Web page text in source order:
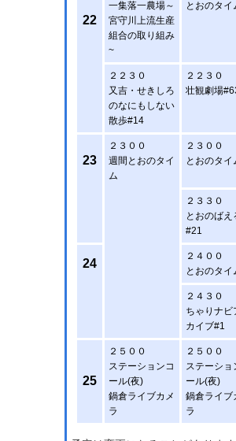
22
一集落一農場～
宮守川上流生産
組合の取り組み
~
とおのタイ
２２３０
又吉・せきしろ
のなにもしない
散歩#14
２２３０
壮観劇場
23
２３００
週間とおのタイ
ム
２３００
とおのタイ
２３３０
とおのばえ
#21
24
２４００
とおのタイ
２４３０
ちゃりナビ
カイブ#1
25
２５００
ステーションコ
ール(夜)
鍋倉ライブカメ
ラ
２５００
ステーショ
ール(夜)
鍋倉ライブ
ラ